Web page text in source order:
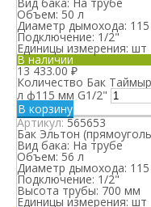
Объем: 50 л
Диаметр дымохода:
Подключение: 1/2"
Единицы измерения: шт
В наличии
13 433.00₽
Количество Бак
л ф115 мм G1/2"
В корзину
Артикул:565653
Бак Эльтон
Вид бака: На трубе
Объем: 56 л
Диаметр дымохода:
Подключение: 1/2"
Высота трубы: 700 мм
Единицы измерения: шт